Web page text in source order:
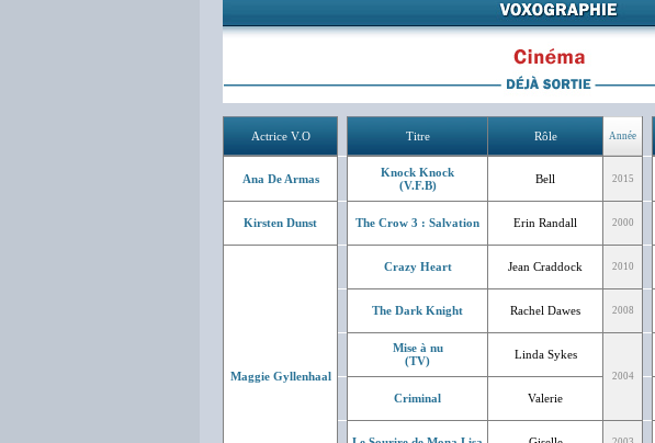
Actrice V.O Titre Rôle Année
Ana De Armas
Knock Knock
(V.F.B)
Bell 2015
Kirsten Dunst The Crow 3 : Salvation Erin Randall 2000
Maggie Gyllenhaal
Crazy Heart Jean Craddock 2010
The Dark Knight Rachel Dawes 2008
Mise à nu
(TV)
Linda Sykes
2004
Criminal Valerie